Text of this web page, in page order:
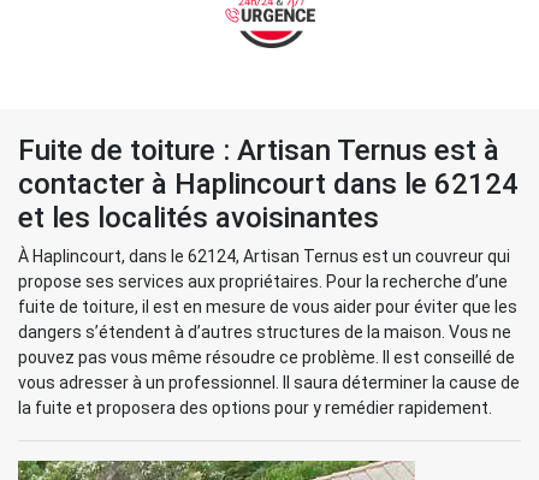
Fuite de toiture : Artisan Ternus est à
contacter à Haplincourt dans le 62124
et les localités avoisinantes
À Haplincourt, dans le 62124, Artisan Ternus est un couvreur qui
propose ses services aux propriétaires. Pour la recherche d’une
fuite de toiture, il est en mesure de vous aider pour éviter que les
dangers s’étendent à d’autres structures de la maison. Vous ne
pouvez pas vous même résoudre ce problème. Il est conseillé de
vous adresser à un professionnel. Il saura déterminer la cause de
la fuite et proposera des options pour y remédier rapidement.